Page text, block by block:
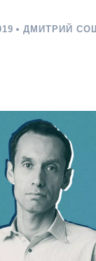
ДМИТРИЙ